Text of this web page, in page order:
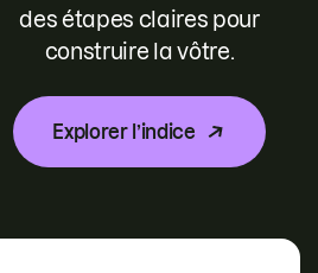
des étapes claires pour
construire la vôtre.
Explorer l’indice